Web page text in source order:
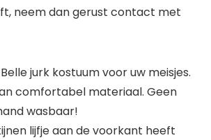
neem dan gerust contact met
jurk kostuum voor uw meisjes.
comfortabel materiaal. Geen
wasbaar!
lijfje aan de voorkant heeft